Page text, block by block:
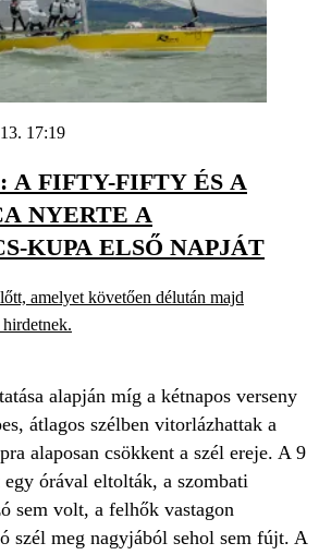
17:19
A FIFTY-FIFTY ÉS A
NYERTE A
KUPA ELSŐ NAPJÁT
amelyet követően délután majd
hirdetnek.
alapján míg a kétnapos verseny
átlagos szélben vitorlázhattak a
alaposan csökkent a szél ereje. A 9
órával eltolták, a szombati
sem volt, a felhők vastagon
szél meg nagyjából sehol sem fújt. A